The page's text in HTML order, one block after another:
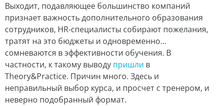
Выходит, подавляющее большинство компаний
признает важность дополнительного образования
сотрудников, HR-специалисты собирают пожелания,
тратят на это бюджеты и одновременно…
сомневаются в эффективности обучения. В
частности, к такому выводу пришли в
Theory&Practice. Причин много. Здесь и
неправильный выбор курса, и просчет с тренером, и
неверно подобранный формат.